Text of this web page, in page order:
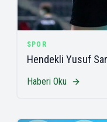
SPOR
Hendekli Yusuf
Haberi Oku